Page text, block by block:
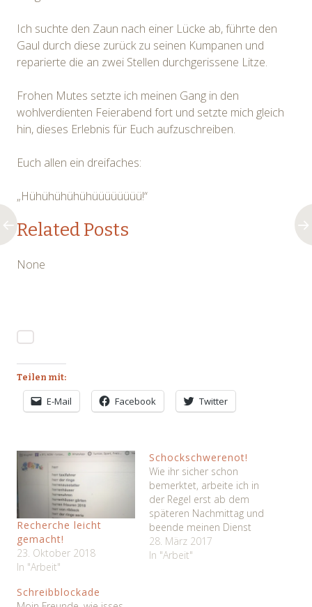
Ich suchte den Zaun nach einer Lücke ab, führte den
Gaul durch diese zurück zu seinen Kumpanen und
reparierte die an zwei Stellen durchgerissene Litze.
Frohen Mutes setzte ich meinen Gang in den
wohlverdienten Feierabend fort und setzte mich gleich
hin, dieses Erlebnis für Euch aufzuschreiben.
Euch allen ein dreifaches:
„Hühühühühühüüüüüüüü!“
Related Posts
None
Teilen mit:
E-Mail Facebook Twitter
Recherche leicht
gemacht!
23. Oktober 2018
In "Arbeit"
Schockschwerenot!
Wie ihr sicher schon
bemerktet, arbeite ich in
der Regel erst ab dem
späteren Nachmittag und
beende meinen Dienst
gegen 1:00 Uhr Nachts.
Schon seit Beginn meiner
28. März 2017
In "Arbeit"
Schreibblockade